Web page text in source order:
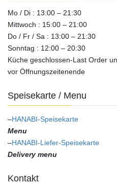
Mo / Di : 13:00 – 21:30
Mittwoch : 15:00 – 21:00
Do / Fr / Sa : 13:00 – 21:30
Sonntag : 12:00 – 20:30
Küche geschlossen-Last Order
vor Öffnungszeitenende
Speisekarte / Menu
–HANABI-Speisekarte
Menu
–HANABI-Liefer-Speisekarte
Delivery menu
Kontakt